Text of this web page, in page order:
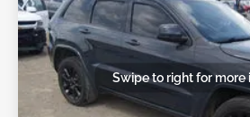
Swipe to right for more